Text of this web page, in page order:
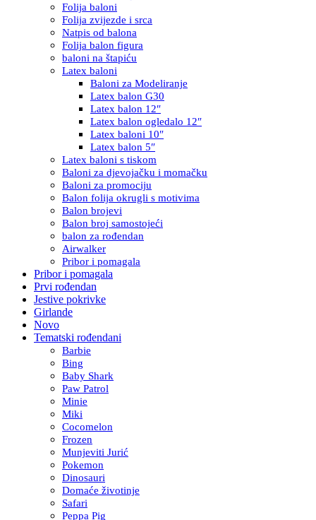
Folija baloni
Folija zvijezde i srca
Natpis od balona
Folija balon figura
baloni na štapiću
Latex baloni
Baloni za Modeliranje
Latex balon G30
Latex balon 12″
Latex balon ogledalo 12″
Latex baloni 10″
Latex balon 5″
Latex baloni s tiskom
Baloni za djevojačku i momačku
Baloni za promociju
Balon folija okrugli s motivima
Balon brojevi
Balon broj samostojeći
balon za rođendan
Airwalker
Pribor i pomagala
Pribor i pomagala
Prvi rođendan
Jestive pokrivke
Girlande
Novo
Tematski rođendani
Barbie
Bing
Baby Shark
Paw Patrol
Minie
Miki
Cocomelon
Frozen
Munjeviti Jurić
Pokemon
Dinosauri
Domaće životinje
Safari
Peppa Pig